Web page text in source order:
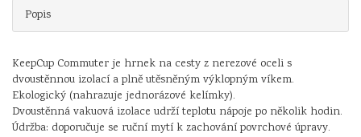
Popis
KeepCup Commuter je hrnek na cesty z nerezové oceli s
dvoustěnnou izolací a plně utěsněným výklopným víkem.
Ekologický (nahrazuje jednorázové kelímky).
Dvoustěnná vakuová izolace udrží teplotu nápoje po několik hodin.
Údržba: doporučuje se ruční mytí k zachování povrchové úpravy.